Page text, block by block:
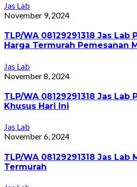
Jas Lab
November 9, 2024
TLP/WA 08129291318 Jas Lab
Harga Termurah Pemesanan
Jas Lab
November 8, 2024
TLP/WA 08129291318 Jas Lab
Khusus Hari Ini
Jas Lab
November 6, 2024
TLP/WA 08129291318 Jas Lab
Termurah